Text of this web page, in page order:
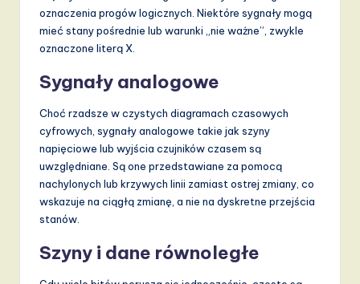
oznaczenia progów logicznych. Niektóre sygnały mogą
mieć stany pośrednie lub warunki „nie ważne”, zwykle
oznaczone literą X.
Sygnały analogowe
Choć rzadsze w czystych diagramach czasowych
cyfrowych, sygnały analogowe takie jak szyny
napięciowe lub wyjścia czujników czasem są
uwzględniane. Są one przedstawiane za pomocą
nachylonych lub krzywych linii zamiast ostrej zmiany, co
wskazuje na ciągłą zmianę, a nie na dyskretne przejścia
stanów.
Szyny i dane równoległe